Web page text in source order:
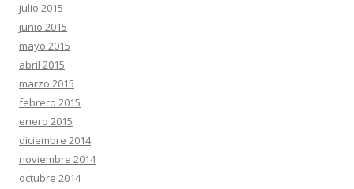
julio 2015
junio 2015
mayo 2015
abril 2015
marzo 2015
febrero 2015
enero 2015
diciembre 2014
noviembre 2014
octubre 2014